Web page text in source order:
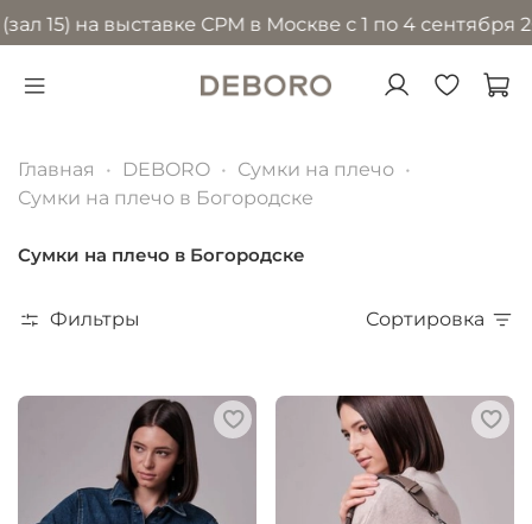
выставке CPM в Москве с 1 по 4 сентября 2026
Главная DEBORO
Сумки на плечо
Сумки на плечо в Богородске
Сумки на плечо в Богородске
Фильтры Сортировка